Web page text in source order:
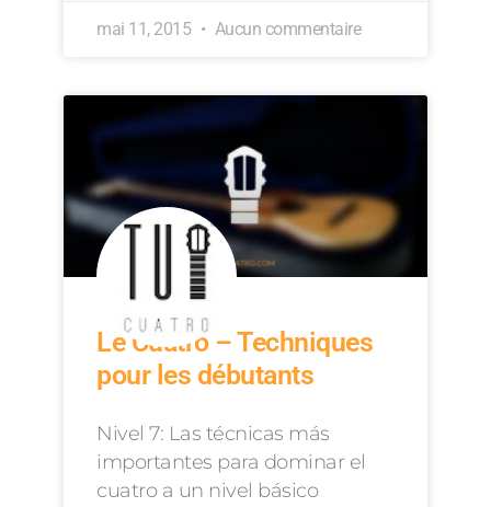
mai 11, 2015 Aucun commentaire
Le Cuatro – Techniques
pour les débutants
Nivel 7: Las técnicas más
importantes para dominar el
cuatro a un nivel básico